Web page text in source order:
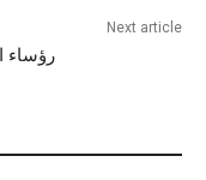
Next article
رؤساء